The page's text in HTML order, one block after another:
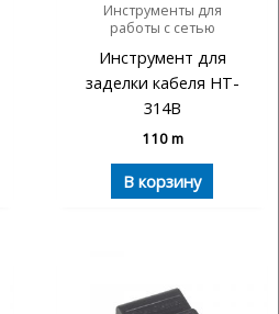
Инструменты для
работы с сетью
Инструмент для
заделки кабеля HT-
314B
110m
В корзину